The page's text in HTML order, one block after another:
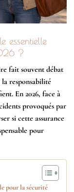
essentielle
?
fait souvent débat
responsabilité
En 2026, face à
provoqués par
si cette assurance
pour
pour la sécurité